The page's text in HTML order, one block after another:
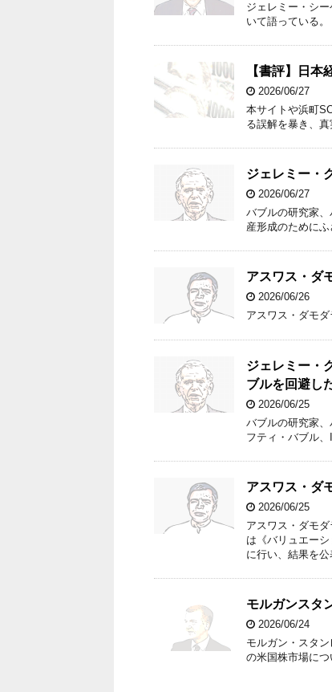
ジェレミー・シ
いて語っている。
【書評】日本
2026/06/27
本サイトや浜町
る誤解を暴き、
ジェレミー・
2026/06/27
バブルの研究家
産形成のためにふ
アスワス・ダ
2026/06/26
アスワス・ダモ
ジェレミー・
ブルを回避し
2026/06/25
バブルの研究家
フティ・バブル
アスワス・ダ
2026/06/25
アスワス・ダモ
は《バリュエー
に行い、結果を公
モルガンスタ
2026/06/24
モルガン・スタ
の米国株市場につ